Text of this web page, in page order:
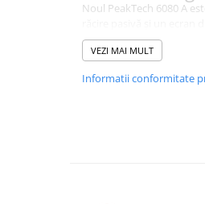
Noul PeakTech 6080 A
control grosier/fin prin
curentului și tensiunii.
61558-2-6, care garanta
VEZI MAI MULT
Informatii conformitate